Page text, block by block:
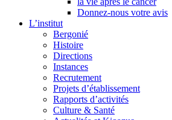
Donnez-nous votre avis
L’institut
Bergonié
Histoire
Directions
Instances
Recrutement
Projets d’établissement
Rapports d’activités
Culture & Santé